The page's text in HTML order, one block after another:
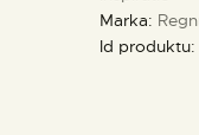
Marka:
Id produktu: